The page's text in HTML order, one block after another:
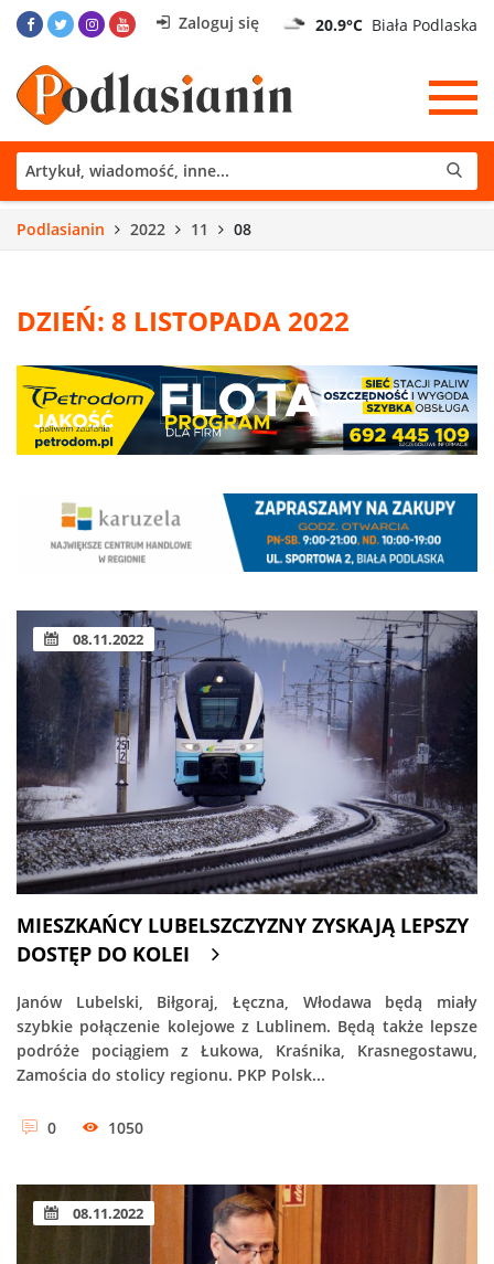
Zaloguj się 20.9°C Biała Podlaska
Podlasianin 2022 11 08
DZIEŃ: 8 LISTOPADA 2022
08.11.2022
MIESZKAŃCY LUBELSZCZYZNY ZYSKAJĄ LEPSZY
DOSTĘP DO KOLEI
Janów Lubelski, Biłgoraj, Łęczna, Włodawa będą miały
szybkie połączenie kolejowe z Lublinem. Będą także lepsze
podróże pociągiem z Łukowa, Kraśnika, Krasnegostawu,
Zamościa do stolicy regionu. PKP Polsk...
0 1050
08.11.2022